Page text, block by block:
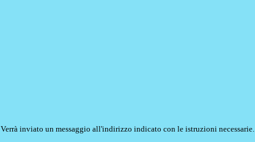
Verrà inviato un messaggio all'indirizzo indicato con le istruzioni necessarie.